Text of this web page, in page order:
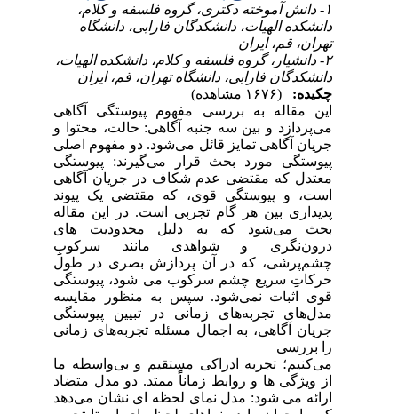
۱- دانش آموخته دکتری، گروه فلسفه و کلام،
دانشکده الهیات، دانشکدگان فارابی، دانشگاه
تهران، قم، ایران
۲- دانشیار، گروه فلسفه و کلام، دانشکده الهیات،
دانشکدگان فارابی، دانشگاه تهران، قم، ایران
چکیده:
این مقاله به بررسی مفهوم پیوستگی آگاهی
می‌پردازد و بین سه جنبه آگاهی: حالت، محتوا و
جریان آگاهی تمایز قائل می‌شود. دو مفهوم اصلی
پیوستگی مورد بحث قرار می‌گیرند: پیوستگی
معتدل که مقتضی عدم شکاف در جریان آگاهی
است، و پیوستگی قوی، که مقتضی یک پیوند
پدیداری بین هر گام تجربی است. در این مقاله
بحث می‌شود که به دلیل محدودیت های
درون‌نگری و شواهدی مانند سرکوبِِ
چشم‌پرشی، که در آن پردازش بصری در طول
حرکاتِِ سریع چشم سرکوب می شود، پیوستگی
قوی اثبات نمی‌شود. سپس به منظور مقایسه
مدل‌های تجربه‌های زمانی در تبیین پیوستگی
جریان آگاهی، به اجمال مسئله تجربه‌های زمانی
را بررسی
می‌کنیم؛ تجربه ادراکی مستقیم و بی‌واسطه ما
از ویژگی ها و روابط زماناًً ممتد. دو مدل متضاد
ارائه می شود: مدل نمای لحظه ای نشان می‌دهد